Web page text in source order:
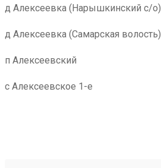
д Алексеевка (Нарышкинский с/о)
д Алексеевка (Самарская волость)
п Алексеевский
с Алексеевское 1-е